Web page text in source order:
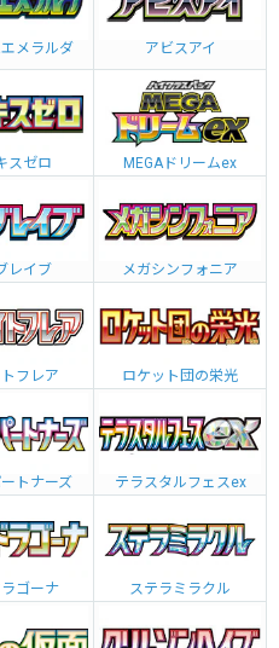
メラルダ アビスアイ
スゼロ MEGAドリームex
レイブ メガシンフォニア
フレア ロケット団の栄光
トナーズ テラスタルフェスex
ゴーナ ステラミラクル